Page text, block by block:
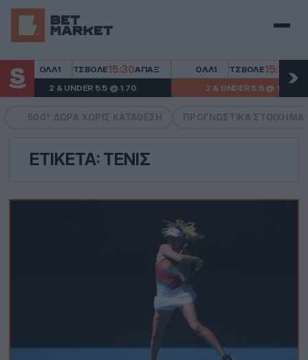
Μενού
ΟΛΛ1 ΤΣΒΌΛΕ15:30ΆΓΙΑΞ
2 & UNDER 5.5 @ 1.70
ΤΣΒΌΛΕ15:30ΆΓΙΑΞ
2 & UNDER 5.5 @ 1.70
500* ΔΏΡΑ ΧΩΡΙΣ ΚΑΤΆΘΕΣΗ ΠΡΟΓΝΩΣΤΙΚΆ
ΕΤΙΚΈΤΑ: ΤΈΝΙΣ